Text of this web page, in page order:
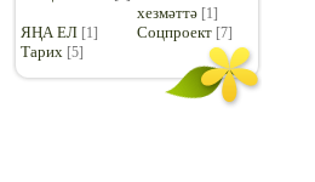
хезмәттә [1]
ЯҢА ЕЛ [1] Соцпроект [7]
Тарих [5]